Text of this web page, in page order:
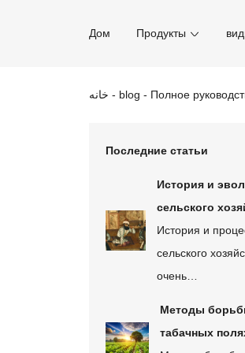
Дом Продукты
خانه - blog - Полное
Последние статьи
История и
сельского
История и
сельского
очень…
Методы
табачных